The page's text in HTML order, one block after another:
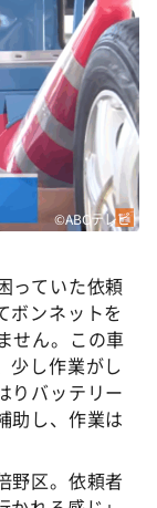
©ABCテレビ
っていた依頼
ボンネットを
せん。この車
少し作業がし
りバッテリー
助し、作業は
野区。依頼者